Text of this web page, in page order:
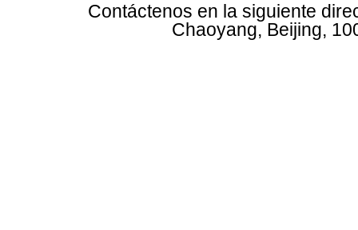
Contáctenos en la siguiente
Chaoyang, Beijing,